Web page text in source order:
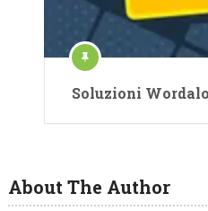
Soluzioni
About The Author